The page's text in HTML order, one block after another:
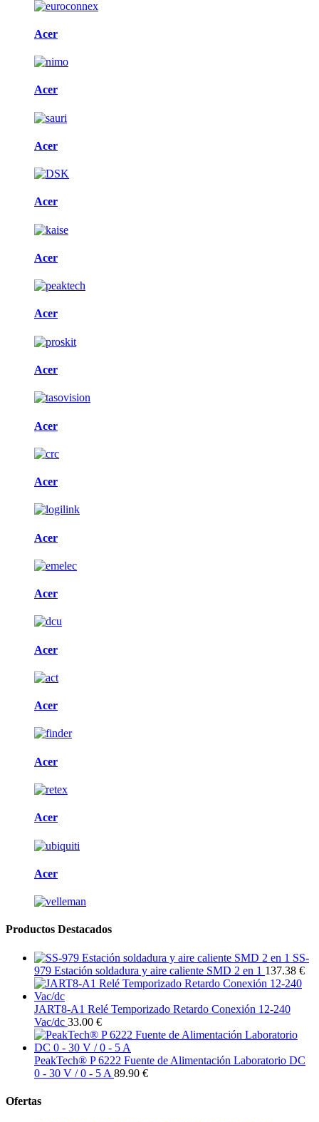
Acer
Acer
Acer
Acer
Acer
Acer
Acer
Acer
Acer
Acer
Acer
Acer
Acer
Acer
Acer
Acer
Productos Destacados
SS-
979 Estación soldadura y aire caliente SMD 2 en 1 137.38 €
JART8-A1 Relé Temporizado Retardo Conexión 12-240
Vac/dc 33.00 €
PeakTech® P 6222 Fuente de Alimentación Laboratorio DC
0 - 30 V / 0 - 5 A 89.90 €
Ofertas